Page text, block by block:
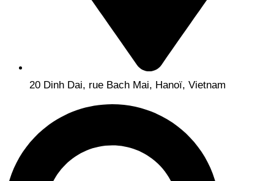
20 Dinh Dai, rue Bach Mai, Hanoï, Vietnam